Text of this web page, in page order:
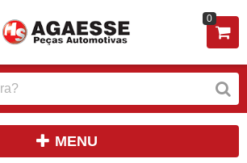
0
MENU